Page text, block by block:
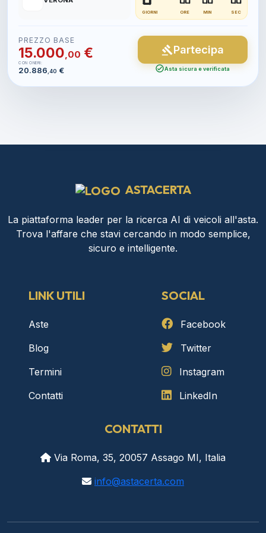
GIORNI ORE MIN SEC
PREZZO BASE
15.000,00 €
CON ONERI:
20.886 ,40 €
gavel Partecipa
check_circleAsta sicura e verificata
ASTACERTA
La piattaforma leader per la ricerca AI di veicoli all'asta.
Trova l'affare che stavi cercando in modo semplice,
sicuro e intelligente.
LINK UTILI
Aste
Blog
Termini
Contatti
SOCIAL
Facebook
Twitter
Instagram
LinkedIn
CONTATTI
Via Roma, 35, 20057 Assago MI, Italia
info@astacerta.com